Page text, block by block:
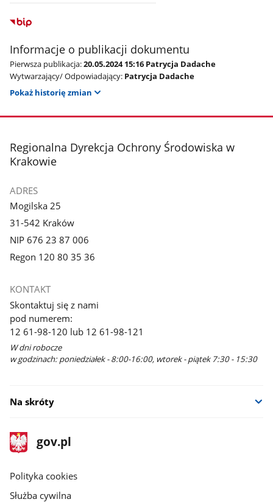
Informacje o publikacji dokumentu
Pierwsza publikacja:20.05.2024 15:16 Patrycja Dadache
Wytwarzający/ Odpowiadający: Patrycja Dadache
Pokaż historię zmian
stopka
Regionalna Dyrekcja Ochrony Środowiska w
Krakowie
ADRES
Mogilska 25
31-542 Kraków
NIP 676 23 87 006
Regon 120 80 35 36
KONTAKT
Skontaktuj się z nami
pod numerem:
12 61-98-120 lub 12 61-98-121
W dni robocze
w godzinach: poniedziałek - 8:00-16:00, wtorek - piątek 7:30 - 15:30
Na skróty
stopka
gov.pl
Strona
gov.pl
gov.pl
Polityka cookies
Służba cywilna